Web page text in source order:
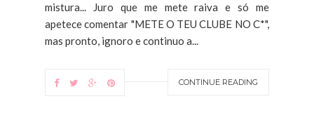
mistura... Juro que me mete raiva e só me
apetece comentar "METE O TEU CLUBE NO C*",
mas pronto, ignoro e continuo a...
CONTINUE READING